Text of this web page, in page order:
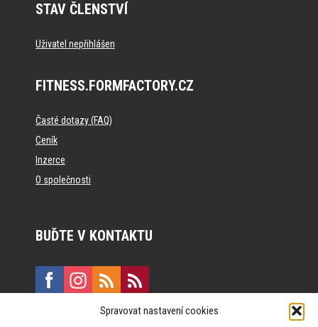
Spravovat nastavení cookies
STAV ČLENSTVÍ
Uživatel nepřihlášen
FITNESS.FORMFACTORY.CZ
Časté dotazy (FAQ)
Ceník
Inzerce
O společnosti
BUĎTE V KONTAKTU